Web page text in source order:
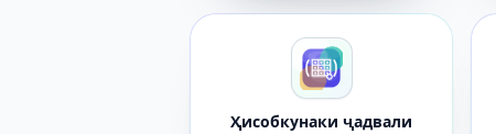
Ҳисобкунаки ҷадвали